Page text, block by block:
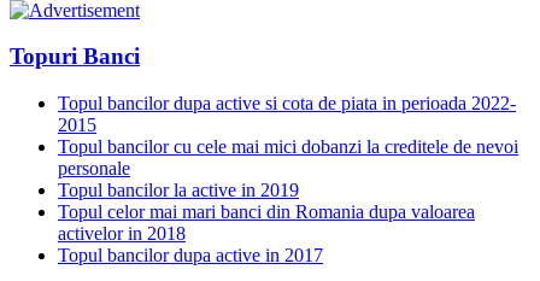
Topuri Banci
Topul bancilor dupa active si cota de piata in perioada 2022-
2015
Topul bancilor cu cele mai mici dobanzi la creditele de nevoi
personale
Topul bancilor la active in 2019
Topul celor mai mari banci din Romania dupa valoarea
activelor in 2018
Topul bancilor dupa active in 2017